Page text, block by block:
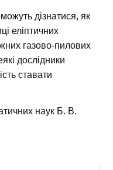
дізнатися, як
еліптичних
газово-пилових
дослідники
ставати
наук Б. В.